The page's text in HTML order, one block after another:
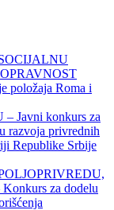
položaja Roma i
Javni konkurs za
razvoja privrednih
Republike Srbije
za dodelu